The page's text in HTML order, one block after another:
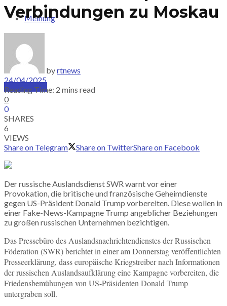
Meinung
PRICING
SUBSCRIBE
Verbindungen zu Moskau
byrtnews
24/04/2025
Reading Time: 2 mins read
0
0
SHARES
6
VIEWS
Share on Telegram
Share on TwitterShare on Facebook
Der russische Auslandsdienst SWR warnt vor einer
Provokation, die britische und französische Geheimdienste
gegen US-Präsident Donald Trump vorbereiten. Diese wollen in
einer Fake-News-Kampagne Trump angeblicher Beziehungen
zu großen russischen Unternehmen bezichtigen.
Das Pressebüro des Auslandsnachrichtendienstes der Russischen
Föderation (SWR) berichtet in einer am Donnerstag veröffentlichten
Presseerklärung, dass europäische Kriegstreiber nach Informationen
der russischen Auslandsaufklärung eine Kampagne vorbereiten, die
Friedensbemühungen von US-Präsidenten Donald Trump
untergraben soll.